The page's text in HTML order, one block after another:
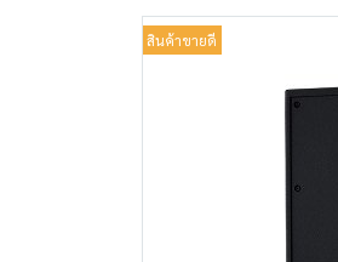
สินค้าขายดี